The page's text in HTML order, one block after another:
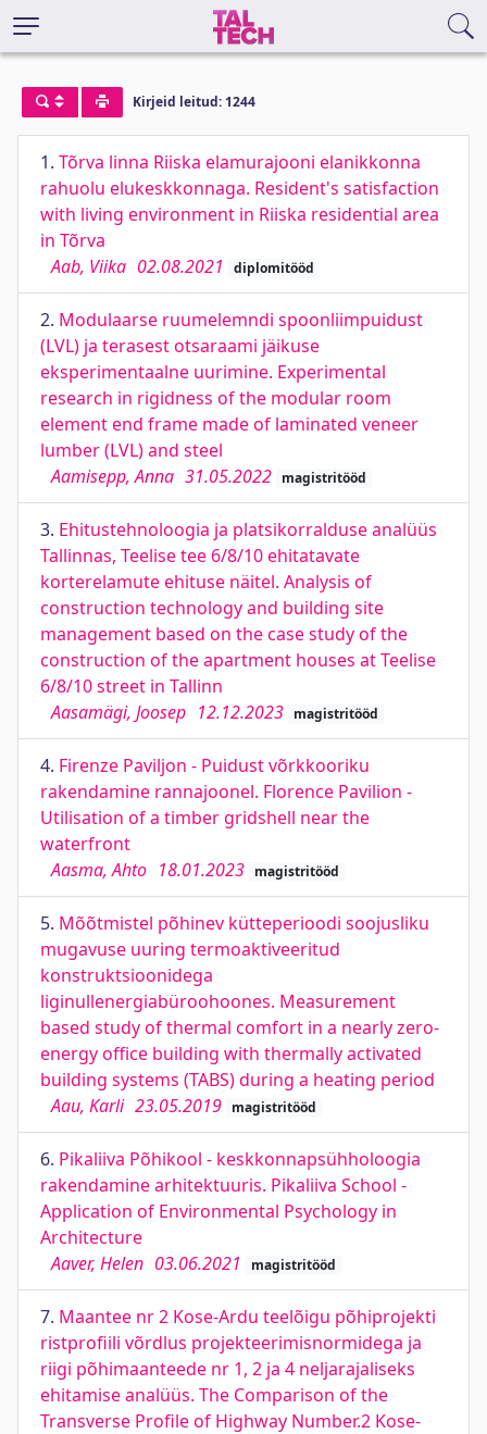
Kirjeid leitud: 1244
1. Tõrva linna Riiska elamurajooni elanikkonna
rahuolu elukeskkonnaga. Resident's satisfaction
with living environment in Riiska residential area
in Tõrva
Aab, Viika 02.08.2021 diplomitööd
2. Modulaarse ruumelemndi spoonliimpuidust
(LVL) ja terasest otsaraami jäikuse
eksperimentaalne uurimine. Experimental
research in rigidness of the modular room
element end frame made of laminated veneer
lumber (LVL) and steel
Aamisepp, Anna 31.05.2022 magistritööd
3. Ehitustehnoloogia ja platsikorralduse analüüs
Tallinnas, Teelise tee 6/8/10 ehitatavate
korterelamute ehituse näitel. Analysis of
construction technology and building site
management based on the case study of the
construction of the apartment houses at Teelise
6/8/10 street in Tallinn
Aasamägi, Joosep 12.12.2023 magistritööd
4. Firenze Paviljon - Puidust võrkkooriku
rakendamine rannajoonel. Florence Pavilion -
Utilisation of a timber gridshell near the
waterfront
Aasma, Ahto 18.01.2023 magistritööd
5. Mõõtmistel põhinev kütteperioodi soojusliku
mugavuse uuring termoaktiveeritud
konstruktsioonidega
liginullenergiabüroohoones. Measurement
based study of thermal comfort in a nearly zero-
energy office building with thermally activated
building systems (TABS) during a heating period
Aau, Karli 23.05.2019 magistritööd
6. Pikaliiva Põhikool - keskkonnapsühholoogia
rakendamine arhitektuuris. Pikaliiva School -
Application of Environmental Psychology in
Architecture
Aaver, Helen 03.06.2021 magistritööd
7. Maantee nr 2 Kose-Ardu teelõigu põhiprojekti
ristprofiili võrdlus projekteerimisnormidega ja
riigi põhimaanteede nr 1, 2 ja 4 neljarajaliseks
ehitamise analüüs. The Comparison of the
Transverse Profile of Highway Number.2 Kose-